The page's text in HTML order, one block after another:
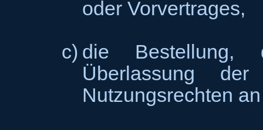
oder Vorvertrages,
c) die Bestellung,
Überlassung
Nutzungsrechten